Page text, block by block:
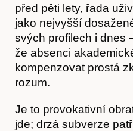
před pěti lety, řada
jako nejvyšší
svých profilech i dnes
že absenci
kompenzovat prostá
rozum.
Je to provokativní
jde; drzá subverze